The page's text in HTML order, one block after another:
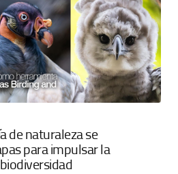
de naturaleza se
para impulsar la